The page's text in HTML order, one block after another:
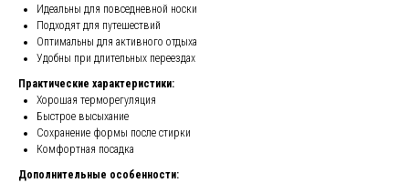
Идеальны для повседневной носки
Подходят для путешествий
Оптимальны для активного отдыха
Удобны при длительных переездах
Практические характеристики:
Хорошая терморегуляция
Быстрое высыхание
Сохранение формы после стирки
Комфортная посадка
Дополнительные особенности: